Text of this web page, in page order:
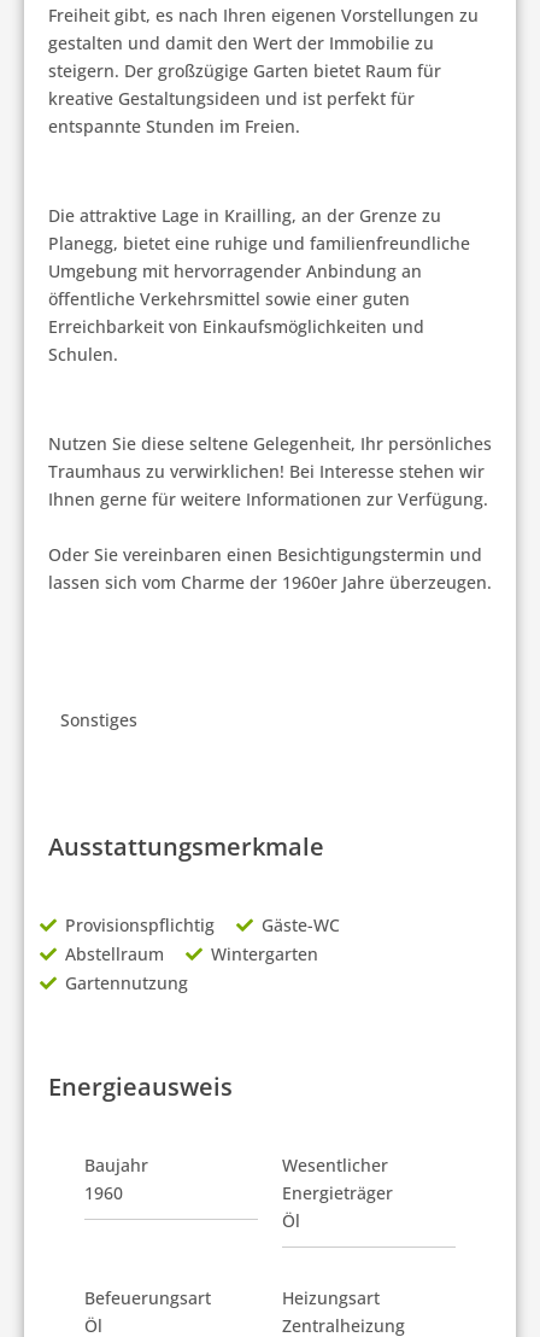
Freiheit gibt, es nach Ihren eigenen Vorstellungen zu
gestalten und damit den Wert der Immobilie zu
steigern. Der großzügige Garten bietet Raum für
kreative Gestaltungsideen und ist perfekt für
entspannte Stunden im Freien.
Die attraktive Lage in Krailling, an der Grenze zu
Planegg, bietet eine ruhige und familienfreundliche
Umgebung mit hervorragender Anbindung an
öffentliche Verkehrsmittel sowie einer guten
Erreichbarkeit von Einkaufsmöglichkeiten und
Schulen.
Nutzen Sie diese seltene Gelegenheit, Ihr persönliches
Traumhaus zu verwirklichen! Bei Interesse stehen wir
Oder Sie vereinbaren einen Besichtigungstermin und
lassen sich vom Charme der 1960er Jahre überzeugen.
Sonstiges
Ausstattungsmerkmale
Provisionspflichtig
Gäste-WC
Abstellraum
Wintergarten
Gartennutzung
Energieausweis
Baujahr
1960
Wesentlicher
Energieträger
Öl
Befeuerungsart
Öl
Heizungsart
Zentralheizung